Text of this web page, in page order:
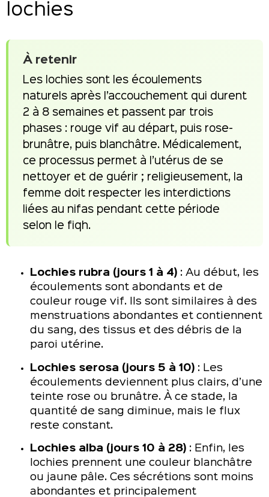
lochies
À retenir
Les lochies sont les écoulements
naturels après l’accouchement qui durent
2 à 8 semaines et passent par trois
phases : rouge vif au départ, puis rose-
brunâtre, puis blanchâtre. Médicalement,
ce processus permet à l’utérus de se
nettoyer et de guérir ; religieusement, la
femme doit respecter les interdictions
liées au nifas pendant cette période
selon le fiqh.
Lochies rubra (jours 1 à 4) : Au début, les
écoulements sont abondants et de
couleur rouge vif. Ils sont similaires à des
menstruations abondantes et contiennent
du sang, des tissus et des débris de la
paroi utérine.
Lochies serosa (jours 5 à 10) : Les
écoulements deviennent plus clairs, d’une
teinte rose ou brunâtre. À ce stade, la
quantité de sang diminue, mais le flux
reste constant.
Lochies alba (jours 10 à 28) : Enfin, les
lochies prennent une couleur blanchâtre
ou jaune pâle. Ces sécrétions sont moins
abondantes et principalement